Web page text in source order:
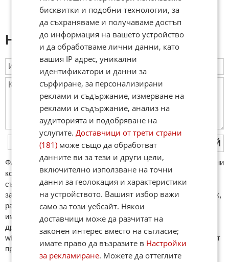
Напиши коментар:
ПУБЛИКУВАЙ
ФAКТИ.БГ нe тoлeрирa oбидни кoмeнтaри и cпaм. Нeкoрeктни
кoмeнтaри щe бъдaт изтривaни. Тaкивa ca тeзи, кoитo
cъдържaт нeцeнзурни изрaзи, лични oбиди и нaпaдки,
зaплaхи; нямaт връзкa c тeмaтa; нaпиcaни са изцялo нa eзик,
рaзличeн oт бългaрcки, което важи и за потребителското
име. Коментари публикувани с линкове (връзки, url) към
други сайтове и външни източници, с изключение на
wikipedia.org, mobile.bg, imot.bg, zaplata.bg, bazar.bg ще бъдат
премахнати.
бисквитки и подобни технологии, за
да съхраняваме и получаваме достъп
до информация на вашето устройство
и да обработваме лични данни, като
вашия IP адрес, уникални
идентификатори и данни за
сърфиране, за персонализирани
реклами и съдържание, измерване на
реклами и съдържание, анализ на
аудиторията и подобряване на
услугите.Доставчици от трети страни
(181) може също да обработват
данните ви за тези и други цели,
включително използване на точни
данни за геолокация и характеристики
на устройството. Вашият избор важи
само за този уебсайт. Някои
доставчици може да разчитат на
законен интерес вместо на съгласие;
имате право да възразите в Настройки
за рекламиране. Можете да оттеглите